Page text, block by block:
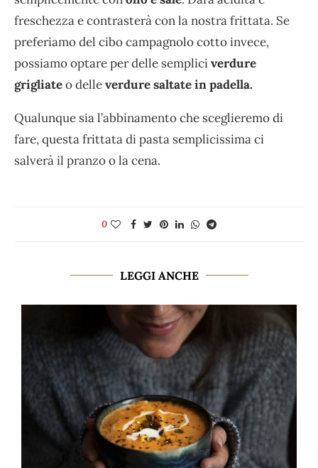
freschezza e contrasterà con la nostra frittata. Se
preferiamo del cibo campagnolo cotto invece,
possiamo optare per delle sempliciverdure
grigliateo delleverdure saltate in padella.
Qualunque sia l’abbinamento che sceglieremo di
fare, questa frittata di pasta semplicissima ci
salverà il pranzo o la cena.
0
LEGGI ANCHE